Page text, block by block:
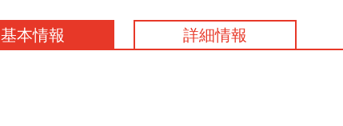
基本情報 詳細情報